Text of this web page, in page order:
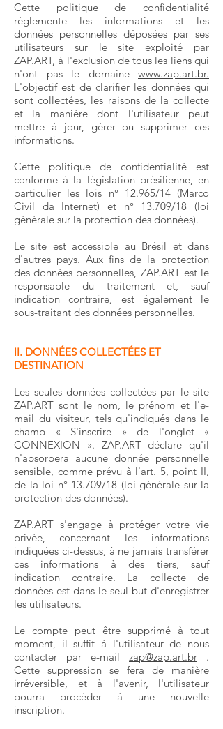
Cette politique de confidentialité
réglemente les informations et les
données personnelles déposées par ses
utilisateurs sur le site exploité par
ZAP.ART, à l'exclusion de tous les liens qui
n'ont pas le domaine www.zap.art.br.
L'objectif est de clarifier les données qui
sont collectées, les raisons de la collecte
et la manière dont l'utilisateur peut
mettre à jour, gérer ou supprimer ces
informations.
Cette politique de confidentialité est
conforme à la législation brésilienne, en
particulier les lois n° 12.965/14 (Marco
Civil da Internet) et n° 13.709/18 (loi
générale sur la protection des données).
Le site est accessible au Brésil et dans
d'autres pays. Aux fins de la protection
des données personnelles, ZAP.ART est le
responsable du traitement et, sauf
indication contraire, est également le
sous-traitant des données personnelles.
II. DONNÉES COLLECTÉES ET
DESTINATION
Les seules données collectées par le site
ZAP.ART sont le nom, le prénom et l'e-
mail du visiteur, tels qu'indiqués dans le
champ « S'inscrire » de l'onglet «
CONNEXION ». ZAP.ART déclare qu'il
n'absorbera aucune donnée personnelle
sensible, comme prévu à l'art. 5, point II,
de la loi n° 13.709/18 (loi générale sur la
protection des données).
ZAP.ART s'engage à protéger votre vie
privée, concernant les informations
indiquées ci-dessus, à ne jamais transférer
ces informations à des tiers, sauf
indication contraire. La collecte de
données est dans le seul but d'enregistrer
les utilisateurs.
Le compte peut être supprimé à tout
moment, il suffit à l'utilisateur de nous
contacter par e-mail zap@zap.art.br .
Cette suppression se fera de manière
irréversible, et à l'avenir, l'utilisateur
pourra procéder à une nouvelle
inscription.